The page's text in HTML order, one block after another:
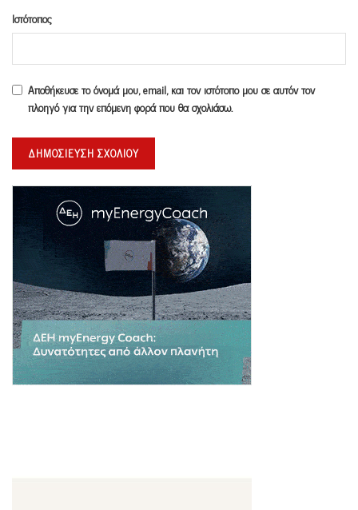
Ιστότοπος
Αποθήκευσε το όνομά μου, email, και τον ιστότοπο μου σε αυτόν τον
πλοηγό για την επόμενη φορά που θα σχολιάσω.